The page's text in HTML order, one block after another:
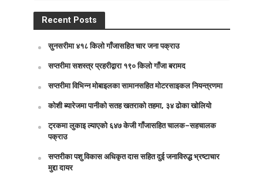
Recent Posts
सुनसरीमा ४१८ किलो गाँजासहित चार जना पक्राउ
सप्तरीमा सशस्त्र प्रहरीद्वारा १९० किलो गाँजा बरामद
सप्तरीमा विभिन्न मोबाइलका सामानसहित मोटरसाइकल नियन्त्रणमा
कोशी ब्यारेजमा पानीको सतह खतराको तहमा, ३४ ढोका खोलियो
ट्रकमा लुकाइ ल्याएको ६४७ केजी गाँजासहित चालक–सहचालक
पक्राउ
सप्तरीका पशु विकास अधिकृत दास सहित दुई जनाविरुद्ध भ्रष्टाचार
मुद्दा दायर